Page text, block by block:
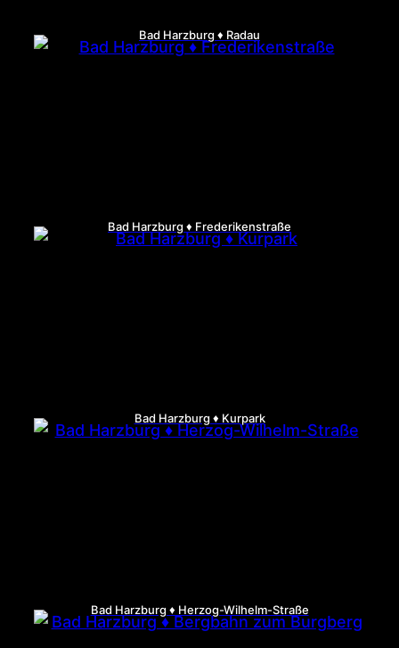
Bad Harzburg ♦ Radau
Bad Harzburg ♦ Frederikenstraße
Bad Harzburg ♦ Kurpark
Bad Harzburg ♦ Herzog-Wilhelm-Straße